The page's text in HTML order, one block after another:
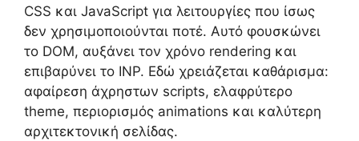
CSS και JavaScript για λειτουργίες που ίσως
δεν χρησιμοποιούνται ποτέ. Αυτό φουσκώνει
το DOM, αυξάνει τον χρόνο rendering και
επιβαρύνει το INP. Εδώ χρειάζεται καθάρισμα:
αφαίρεση άχρηστων scripts, ελαφρύτερο
theme, περιορισμός animations και καλύτερη
αρχιτεκτονική σελίδας.